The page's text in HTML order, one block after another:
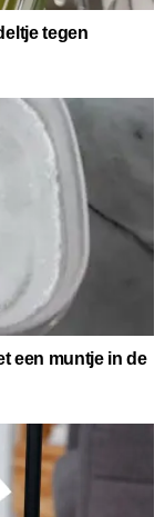
tegen
een muntje in de